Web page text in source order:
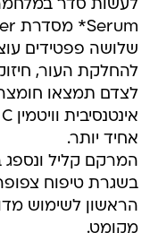
שלושה פפטידים
להחלקת העור, חיזוק
לצדם תמצאו חומצה
אחיד יותר.
המרקם קליל ונספג
בשגרת טיפוח
הראשון לשימוש
מקומט.